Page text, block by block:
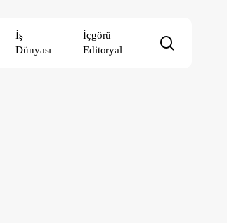
İş
Dünyası
İçgörü
Editoryal